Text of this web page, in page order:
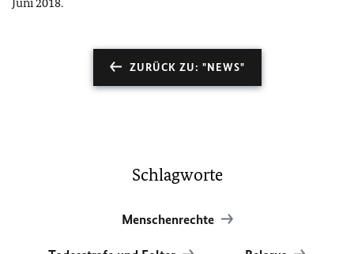
ZURÜCK ZU: "NEWS"
Schlagworte
Menschenrechte